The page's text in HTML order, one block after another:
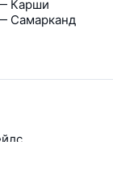
Карши
Самарканд